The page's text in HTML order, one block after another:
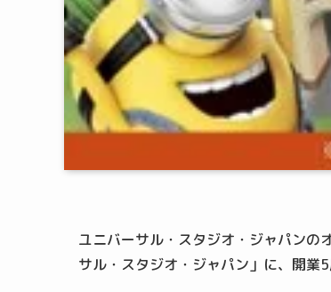
ユニバーサル・スタジオ・ジャパンの
サル・スタジオ・ジャパン」に、開業